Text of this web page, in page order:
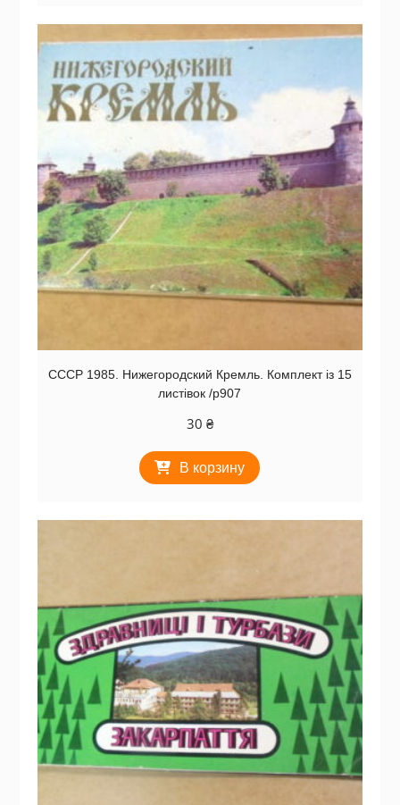
СССР 1985. Нижегородский Кремль. Комплект із 15
листівок /р907
30 ₴
В корзину